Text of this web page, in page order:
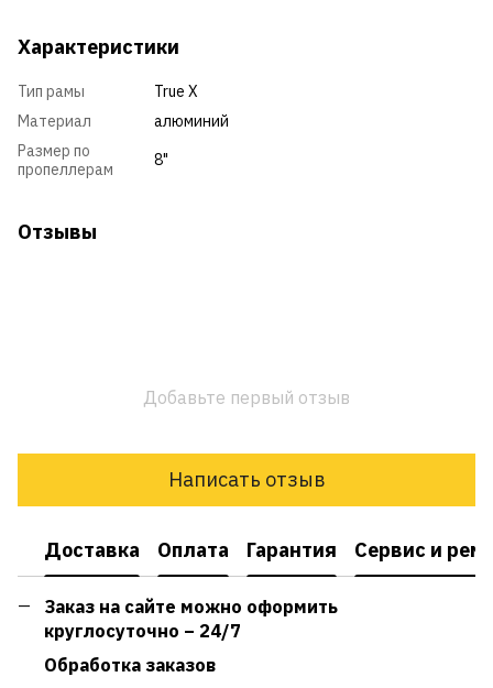
Характеристики
Тип рамы
True X
Материал
алюминий
Размер по
пропеллерам
8"
Отзывы
Добавьте первый отзыв
Написать отзыв
Доставка Оплата Гарантия Сервис и
Заказ на сайте можно оформить
круглосуточно – 24/7
Обработка заказов